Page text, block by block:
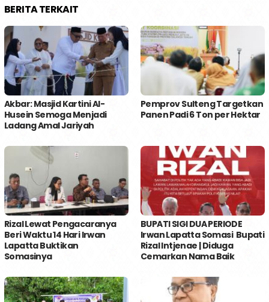
BERITA TERKAIT
Akbar: Masjid Kartini Al-
Husein Semoga Menjadi
Ladang Amal Jariyah
Pemprov Sulteng Targetkan
Panen Padi 6 Ton per Hektar
Rizal Lewat Pengacaranya
Beri Waktu 14 Hari Irwan
Lapatta Buktikan
Somasinya
BUPATI SIGI DUA PERIODE
Irwan Lapatta Somasi Bupati
Rizal Intjenae | Diduga
Cemarkan Nama Baik